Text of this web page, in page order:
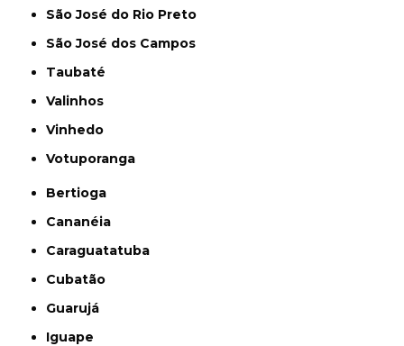
São José do Rio Preto
São José dos Campos
Taubaté
Valinhos
Vinhedo
Votuporanga
Bertioga
Cananéia
Caraguatatuba
Cubatão
Guarujá
Iguape